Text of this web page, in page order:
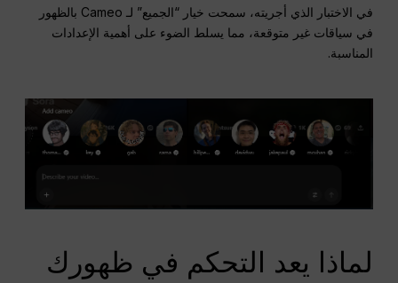
في الاختبار الذي أجريته، سمحت خيار “الجميع” لـ Cameo بالظهور
في سياقات غير متوقعة، مما يسلط الضوء على أهمية الإعدادات
المناسبة.
لماذا يعد التحكم في ظهورك